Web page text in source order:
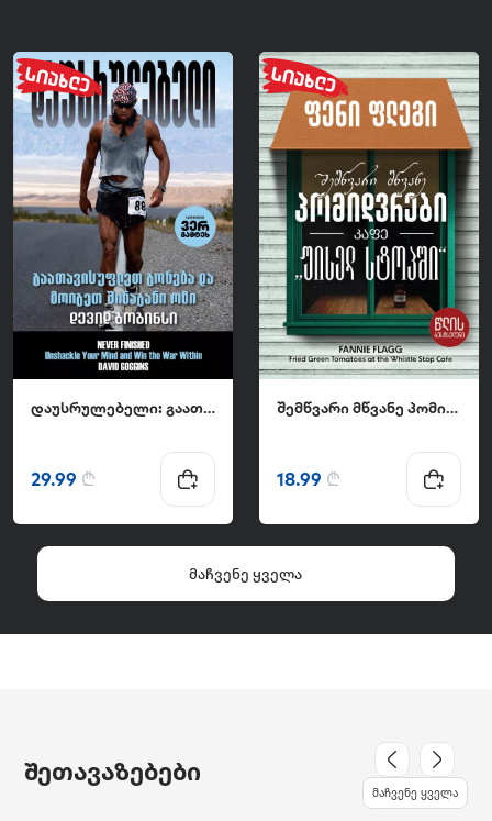
დაუსრულებელი: გაათავისუფლეთ გონება და მოიგეთ შინაგანი ომი
29.99 ₾
შემწვარი მწვანე პომიდვრები კაფე "უისელ სტოპში"
18.99 ₾
მაჩვენე ყველა
შეთავაზებები
მაჩვენე ყველა